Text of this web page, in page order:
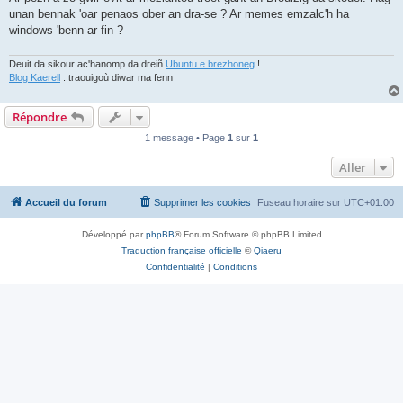
unan bennak 'oar penaos ober an dra-se ? Ar memes emzalc'h ha
windows 'benn ar fin ?
Deuit da sikour ac'hanomp da dreiñ Ubuntu e brezhoneg !
Blog Kaerell : traouigoù diwar ma fenn
Répondre
1 message • Page 1 sur 1
Aller
Accueil du forum Fuseau horaire sur UTC+01:00
Supprimer les cookies
Développé parphpBB® Forum Software © phpBB Limited
Traduction française officielle ©Qiaeru
Confidentialité | Conditions